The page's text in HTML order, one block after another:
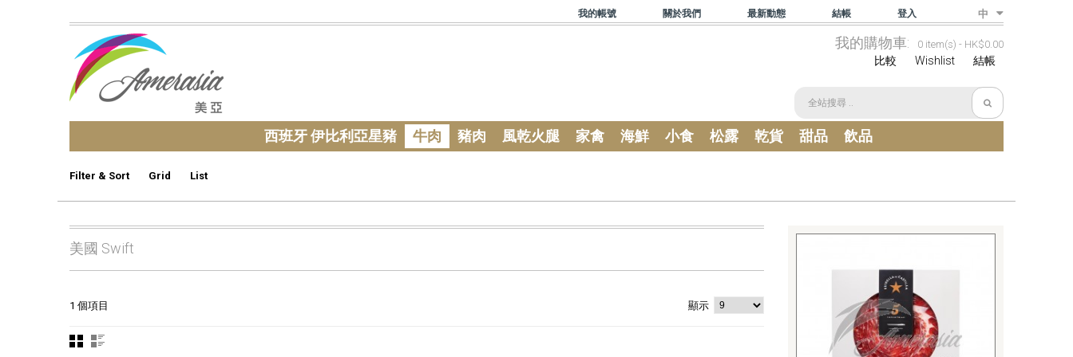
中
我的帳號 關於我們 最新動態 結帳 登入
我的購物車: 0 item(s) - HK$0.00
比較 Wishlist 結帳
西班牙 伊比利亞星豬 牛肉 豬肉 風乾火腿 家禽 海鮮 小食 松露 乾貨 甜品 飲品
Filter & Sort Grid List
美國 Swift
1 個項目 顯示